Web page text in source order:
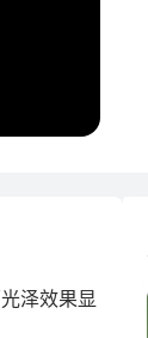
泽效果显